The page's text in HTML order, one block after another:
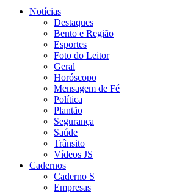
Notícias
Destaques
Bento e Região
Esportes
Foto do Leitor
Geral
Horóscopo
Mensagem de Fé
Política
Plantão
Segurança
Saúde
Trânsito
Vídeos JS
Cadernos
Caderno S
Empresas